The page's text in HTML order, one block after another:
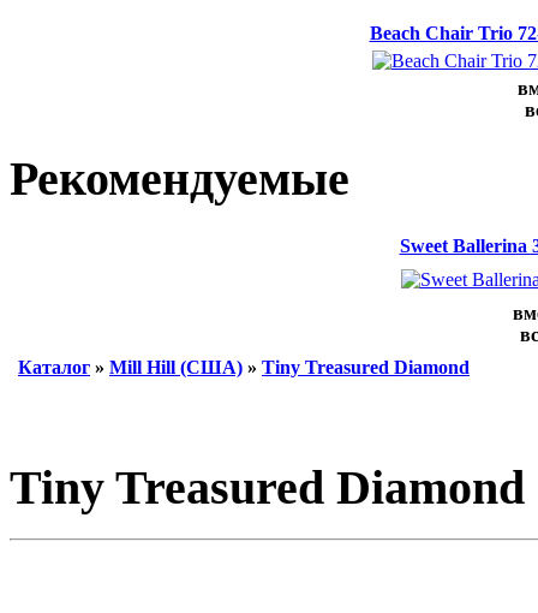
Beach Chair Trio
Рекомендуемые
Sweet Ballerina
Каталог » Mill Hill (США) » Tiny Treasured Diamond
Tiny Treasured Diamond